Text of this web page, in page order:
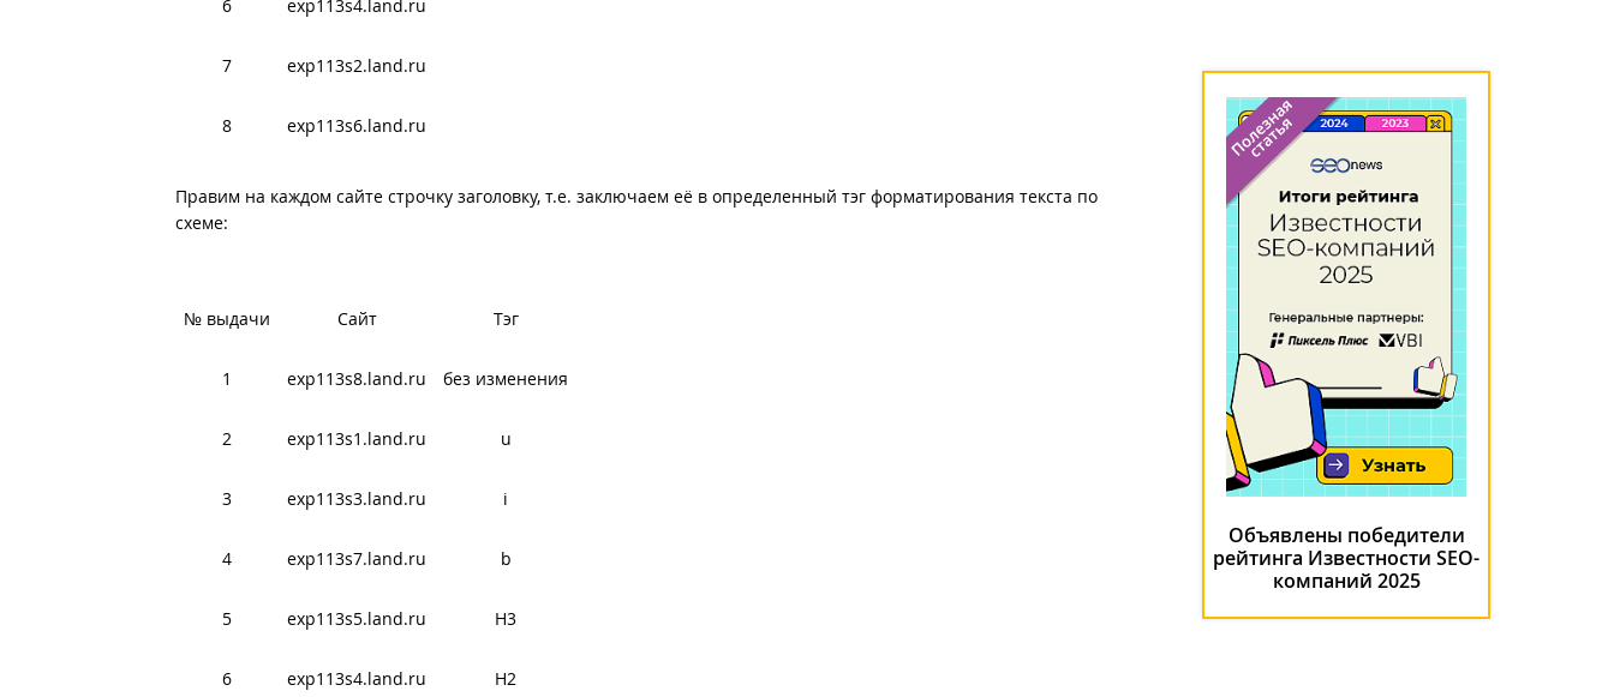
6 exp113s4.land.ru
7 exp113s2.land.ru
8 exp113s6.land.ru
Правим на каждом сайте строчку заголовку, т.е. заключаем её в определенный тэг форматирования текста по
схеме:
№ выдачи Сайт Тэг
1 exp113s8.land.ru без изменения
2 exp113s1.land.ru u
3 exp113s3.land.ru i
4 exp113s7.land.ru b
5 exp113s5.land.ru H3
6 exp113s4.land.ru H2
Объявлены победители
рейтинга Известности SEO-
компаний 2025